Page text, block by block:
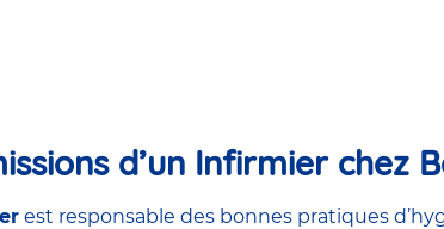
d’un Infirmier chez
est responsable des bonnes pratiques